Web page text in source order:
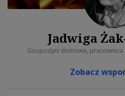
Jadwiga
Gospodyni domowa, pracownica
Zobacz